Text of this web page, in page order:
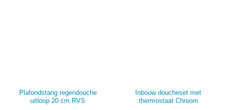
Plafondstang regendouche
uitloop 20 cm RVS
Inbouw doucheset met
thermostaat Chroom